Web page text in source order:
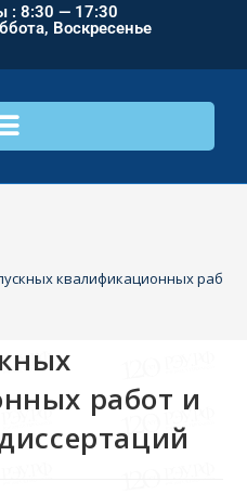
: 8:30 — 17:30
Воскресенье
квалификационных работ
работ и